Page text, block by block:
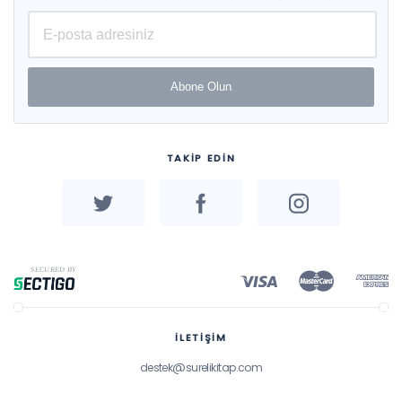
Tarkın Çelikkıran, Fethiye
Karslı Baydere, Çiğdem
Nilüfer Umar, Bülent Pekdağ,
Ali Yıldırım, Suat Ünal, Necla
Gülten Şendur, Burçin Acar
Şeşen, Faik Özgür Karataş,
Mustafa Sözbilir, Nagihan
Adadan, Canan Cengiz,
Canan Nakiboğlu, Munise
Seçkin Kapucu, Kader Birinci
Abone Olun
TAKİP EDİN
İLETİŞİM
destek@surelikitap.com